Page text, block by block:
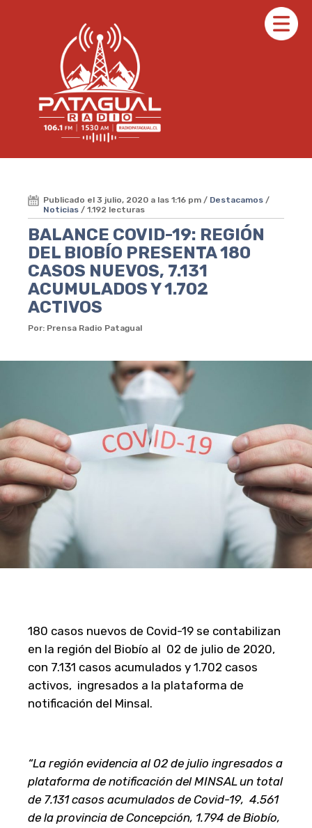
Publicado el 3 julio, 2020 a las 1:16 pm / Destacamos /
Noticias / 1.192 lecturas
BALANCE COVID-19: REGIÓN
DEL BIOBÍO PRESENTA 180
CASOS NUEVOS, 7.131
ACUMULADOS Y 1.702
ACTIVOS
Por: Prensa Radio Patagual
180 casos nuevos de Covid-19 se contabilizan
en la región del Biobío al 02 de julio de 2020,
con 7.131 casos acumulados y 1.702 casos
activos, ingresados a la plataforma de
notificación del Minsal.
“La región evidencia al 02 de julio ingresados a
plataforma de notificación del MINSAL un total
de 7.131 casos acumulados de Covid-19, 4.561
de la provincia de Concepción, 1.794 de Biobío,